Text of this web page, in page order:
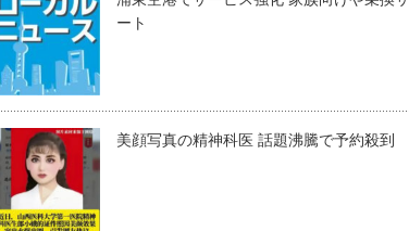
ート
美顔写真の精神科医 話題沸騰で予約殺到